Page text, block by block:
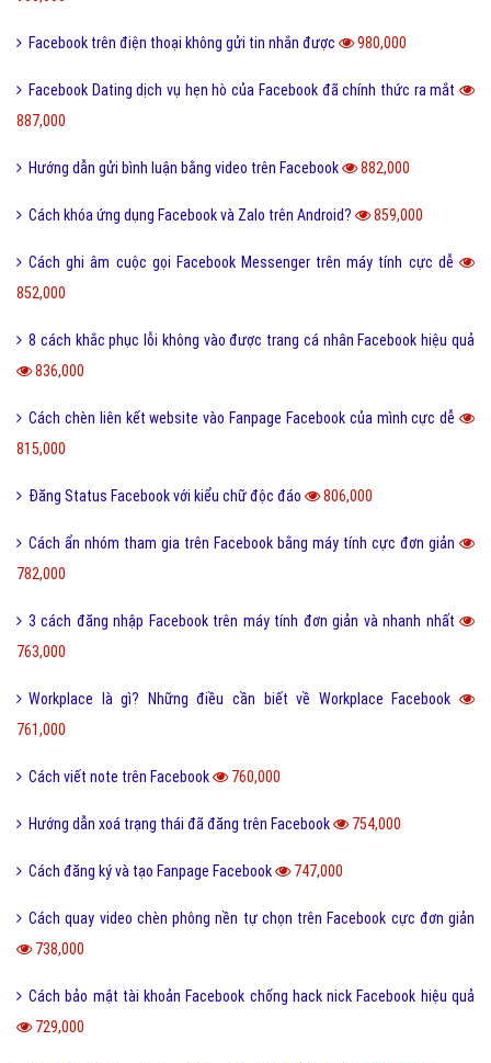
Facebook trên điện thoại không gửi tin nhắn được 980,000
Facebook Dating dịch vụ hẹn hò của Facebook đã chính thức ra mắt
887,000
Hướng dẫn gửi bình luận bằng video trên Facebook 882,000
Cách khóa ứng dụng Facebook và Zalo trên Android? 859,000
Cách ghi âm cuộc gọi Facebook Messenger trên máy tính cực dễ
852,000
8 cách khắc phục lỗi không vào được trang cá nhân Facebook hiệu quả
836,000
Cách chèn liên kết website vào Fanpage Facebook của mình cực dễ
815,000
Đăng Status Facebook với kiểu chữ độc đáo 806,000
Cách ẩn nhóm tham gia trên Facebook bằng máy tính cực đơn giản
782,000
3 cách đăng nhập Facebook trên máy tính đơn giản và nhanh nhất
763,000
Workplace là gì? Những điều cần biết về Workplace Facebook
761,000
Cách viết note trên Facebook 760,000
Hướng dẫn xoá trạng thái đã đăng trên Facebook 754,000
Cách đăng ký và tạo Fanpage Facebook 747,000
Cách quay video chèn phông nền tự chọn trên Facebook cực đơn giản
738,000
Cách bảo mật tài khoản Facebook chống hack nick Facebook hiệu quả
729,000